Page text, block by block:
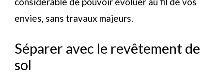
envies, sans travaux majeurs.
Séparer avec le revêtement de
sol